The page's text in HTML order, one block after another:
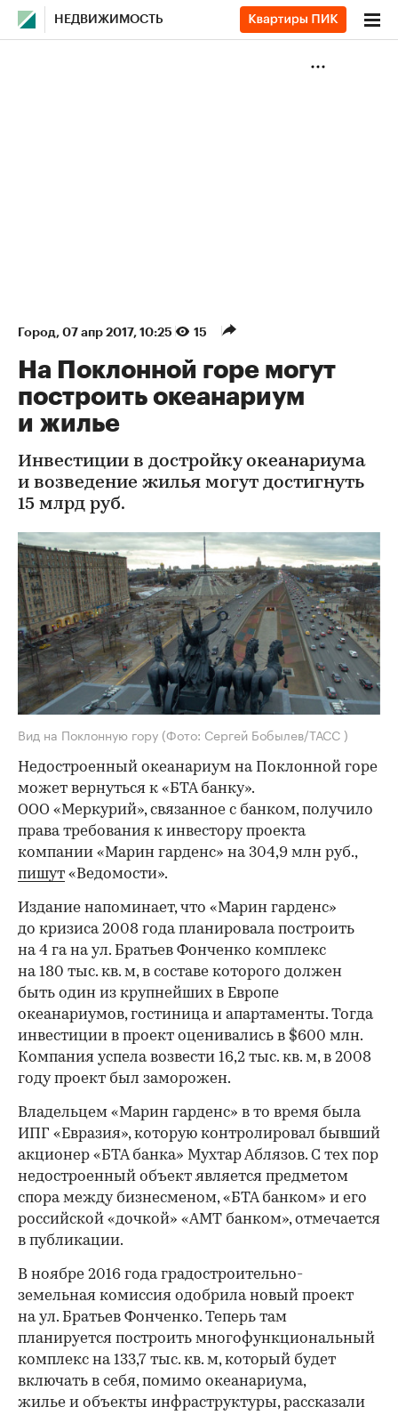
НЕДВИЖИМОСТЬ
Город⁠, 07 апр 2017, 10:25 15
На Поклонной горе могут
построить океанариум
и жилье
Инвестиции в достройку океанариума
и возведение жилья могут достигнуть
15 млрд руб.
Вид на Поклонную гору (Фото: Сергей Бобылев/ТАСС )
Недостроенный океанариум на Поклонной горе
может вернуться к «БТА банку».
ООО «Меркурий», связанное с банком, получило
права требования к инвестору проекта
компании «Марин гарденс» на 304,9 млн руб.,
пишут «Ведомости».
Издание напоминает, что «Марин гарденс»
до кризиса 2008 года планировала построить
на 4 га на ул. Братьев Фонченко комплекс
на 180 тыс. кв. м, в составе которого должен
быть один из крупнейших в Европе
океанариумов, гостиница и апартаменты. Тогда
инвестиции в проект оценивались в $600 млн.
Компания успела возвести 16,2 тыс. кв. м, в 2008
году проект был заморожен.
Владельцем «Марин гарденс» в то время была
ИПГ «Eвразия», которую контролировал бывший
акционер «БТА банка» Мухтар Аблязов. С тех пор
недостроенный объект является предметом
спора между бизнесменом, «БТА банком» и его
российской «дочкой» «АМТ банком», отмечается
в публикации.
В ноябре 2016 года градостроительно-
земельная комиссия одобрила новый проект
на ул. Братьев Фонченко. Теперь там
планируется построить многофункциональный
комплекс на 133,7 тыс. кв. м, который будет
включать в себя, помимо океанариума,
жилье и объекты инфраструктуры, рассказали